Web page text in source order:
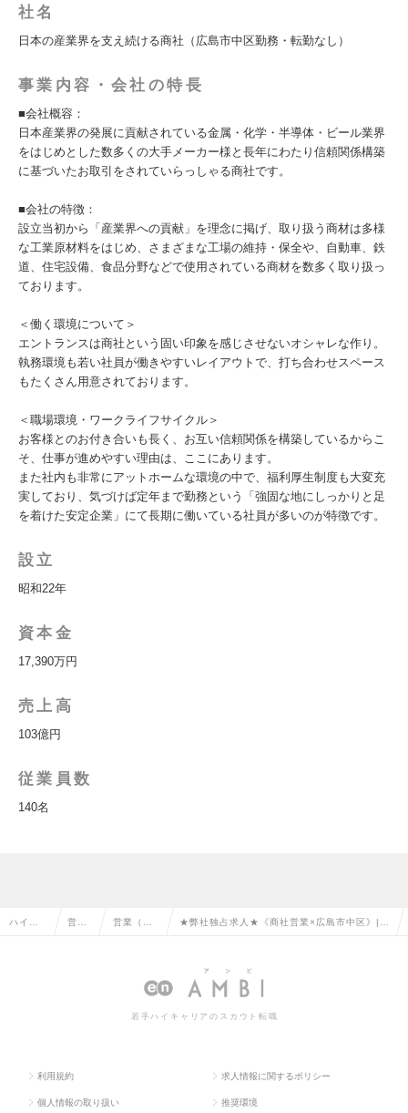
社名
日本の産業界を支え続ける商社（広島市中区勤務・転勤なし）
事業内容・会社の特長
■会社概容：
日本産業界の発展に貢献されている金属・化学・半導体・ビール業界
をはじめとした数多くの大手メーカー様と長年にわたり信頼関係構築
に基づいたお取引をされていらっしゃる商社です。
■会社の特徴：
設立当初から「産業界への貢献」を理念に掲げ、取り扱う商材は多様
な工業原材料をはじめ、さまざまな工場の維持・保全や、自動車、鉄
道、住宅設備、食品分野などで使用されている商材を数多く取り扱っ
ております。
＜働く環境について＞
エントランスは商社という固い印象を感じさせないオシャレな作り。
執務環境も若い社員が働きやすいレイアウトで、打ち合わせスペース
もたくさん用意されております。
＜職場環境・ワークライフサイクル＞
お客様とのお付き合いも長く、お互い信頼関係を構築しているからこ
そ、仕事が進めやすい理由は、ここにあります。
また社内も非常にアットホームな環境の中で、福利厚生制度も大変充
実しており、気づけば定年まで勤務という「強固な地にしっかりと足
を着けた安定企業」にて長期に働いている社員が多いのが特徴です。
設立
昭和22年
資本金
17,390万円
売上高
103億円
従業員数
140名
ハイク 営業 営業（法 ★弊社独占求人★《商社営業×広島市中区》|化
厚生◎の求人情報
若手ハイキャリアのスカウト転職
利用規約 求人情報に関するポリシー
個人情報の取り扱い 推奨環境